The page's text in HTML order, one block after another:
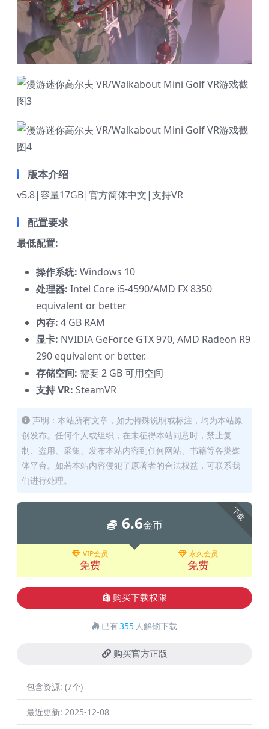
版本介绍
v5.8|容量17GB|官方简体中文|支持VR
配置要求
最低配置:
操作系统: Windows 10
处理器: Intel Core i5-4590/AMD FX 8350
equivalent or better
内存: 4 GB RAM
显卡: NVIDIA GeForce GTX 970, AMD Radeon R9
290 equivalent or better.
存储空间: 需要 2 GB 可用空间
支持 VR: SteamVR
声明：本站所有文章，如无特殊说明或标注，均为本站原
创发布。任何个人或组织，在未征得本站同意时，禁止复
制、盗用、采集、发布本站内容到任何网站、书籍等各类媒
体平台。如若本站内容侵犯了原著者的合法权益，可联系我
们进行处理。
下载
6.6金币
VIP会员
免费
永久会员
免费
购买下载权限
已有355 人解锁下载
购买官方正版
包含资源: (7个)
最近更新: 2025-12-08